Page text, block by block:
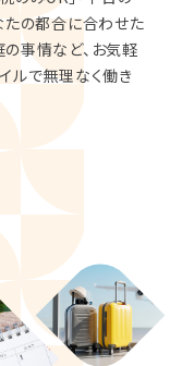
たの都合に合わせた
事情など、お気軽
ルで無理なく働き